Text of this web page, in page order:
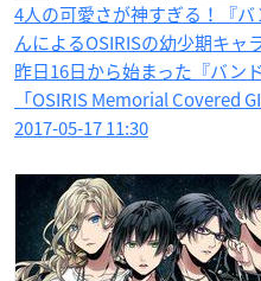
4人の可愛さが神すぎる！『
んによるOSIRISの幼少期キャ
昨日16日から始まった『バン
「OSIRIS Memorial Covered
2017-05-17 11:30